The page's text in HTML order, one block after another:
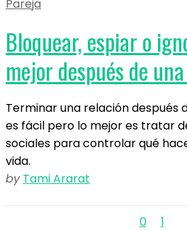
Pareja
Bloquear, espiar o
mejor después de
Terminar una relación después
es fácil pero lo mejor es tratar
sociales para controlar qué
vida.
by Tami Ararat
0 1